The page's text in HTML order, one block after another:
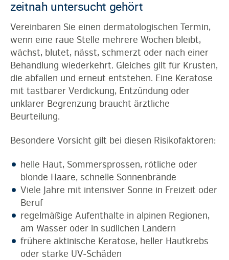
zeitnah untersucht gehört
Vereinbaren Sie einen dermatologischen Termin,
wenn eine raue Stelle mehrere Wochen bleibt,
wächst, blutet, nässt, schmerzt oder nach einer
Behandlung wiederkehrt. Gleiches gilt für Krusten,
die abfallen und erneut entstehen. Eine Keratose
mit tastbarer Verdickung, Entzündung oder
unklarer Begrenzung braucht ärztliche
Beurteilung.
Besondere Vorsicht gilt bei diesen Risikofaktoren:
helle Haut, Sommersprossen, rötliche oder
blonde Haare, schnelle Sonnenbrände
Viele Jahre mit intensiver Sonne in Freizeit oder
Beruf
regelmäßige Aufenthalte in alpinen Regionen,
am Wasser oder in südlichen Ländern
frühere aktinische Keratose, heller Hautkrebs
oder starke UV-Schäden